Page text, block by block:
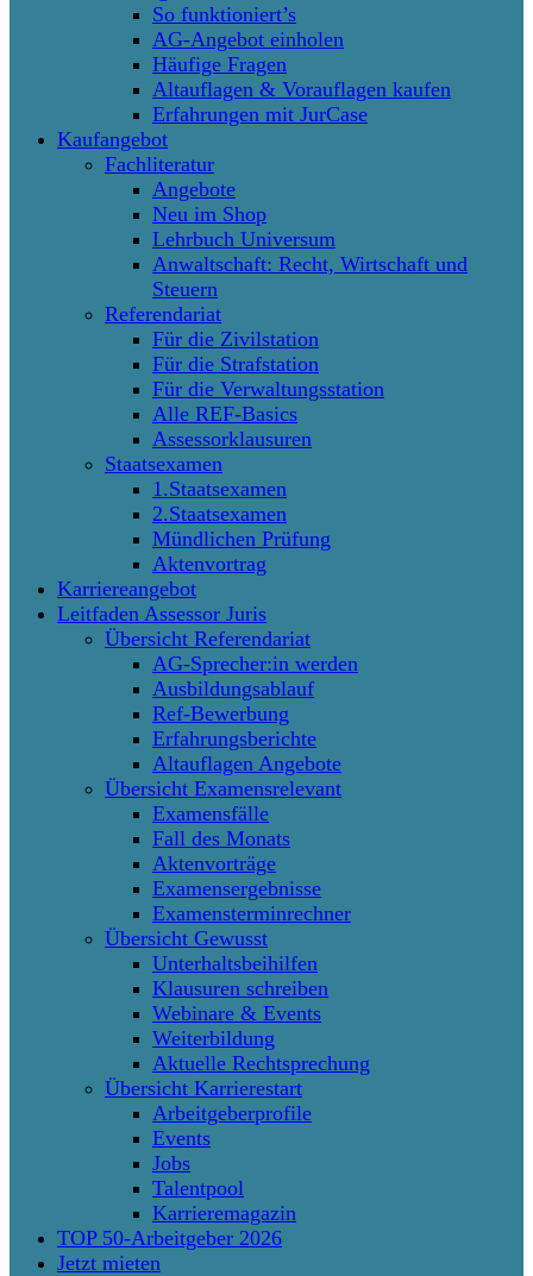
So funktioniert’s
AG-Angebot einholen
Häufige Fragen
Altauflagen & Vorauflagen kaufen
Erfahrungen mit JurCase
Kaufangebot
Fachliteratur
Angebote
Neu im Shop
Lehrbuch Universum
Anwaltschaft: Recht, Wirtschaft und
Steuern
Referendariat
Für die Zivilstation
Für die Strafstation
Für die Verwaltungsstation
Alle REF-Basics
Assessorklausuren
Staatsexamen
1.Staatsexamen
2.Staatsexamen
Mündlichen Prüfung
Aktenvortrag
Karriereangebot
Leitfaden Assessor Juris
Übersicht Referendariat
AG-Sprecher:in werden
Ausbildungsablauf
Ref-Bewerbung
Erfahrungsberichte
Altauflagen Angebote
Übersicht Examensrelevant
Examensfälle
Fall des Monats
Aktenvorträge
Examensergebnisse
Examensterminrechner
Übersicht Gewusst
Unterhaltsbeihilfen
Klausuren schreiben
Webinare & Events
Weiterbildung
Aktuelle Rechtsprechung
Übersicht Karrierestart
Arbeitgeberprofile
Events
Jobs
Talentpool
Karrieremagazin
TOP 50-Arbeitgeber 2026
Jetzt mieten